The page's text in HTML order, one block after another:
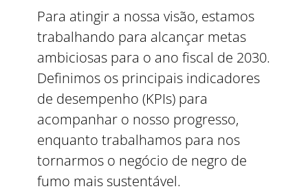
Para atingir a nossa visão, estamos
trabalhando para alcançar metas
ambiciosas para o ano fiscal de 2030.
Definimos os principais indicadores
de desempenho (KPIs) para
acompanhar o nosso progresso,
enquanto trabalhamos para nos
tornarmos o negócio de negro de
fumo mais sustentável.